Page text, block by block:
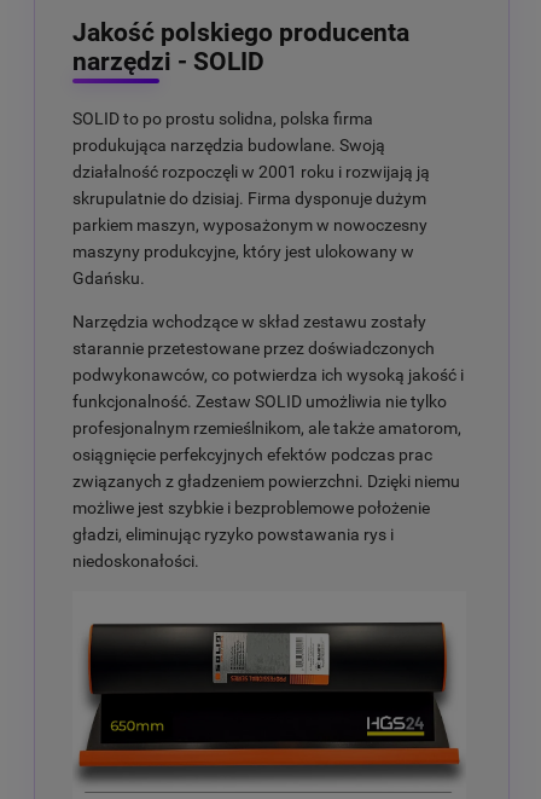
Jakość polskiego producenta
narzędzi - SOLID
SOLID to po prostu solidna, polska firma
produkująca narzędzia budowlane. Swoją
działalność rozpoczęli w 2001 roku i rozwijają ją
skrupulatnie do dzisiaj. Firma dysponuje dużym
parkiem maszyn, wyposażonym w nowoczesny
maszyny produkcyjne, który jest ulokowany w
Gdańsku.
Narzędzia wchodzące w skład zestawu zostały
starannie przetestowane przez doświadczonych
podwykonawców, co potwierdza ich wysoką jakość i
funkcjonalność. Zestaw SOLID umożliwia nie tylko
profesjonalnym rzemieślnikom, ale także amatorom,
osiągnięcie perfekcyjnych efektów podczas prac
związanych z gładzeniem powierzchni. Dzięki niemu
możliwe jest szybkie i bezproblemowe położenie
gładzi, eliminując ryzyko powstawania rys i
niedoskonałości.